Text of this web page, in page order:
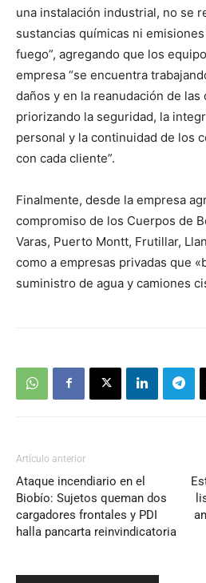
una instalación industrial, no se
sustancias químicas ni
fuego”, agregando que los
empresa “se encuentra
daños y en la reanudación de las
priorizando la seguridad, la
personal y la continuidad de los
con cada cliente”.
Finalmente, desde la empresa
compromiso de los Cuerpos de
Varas, Puerto Montt, Frutillar,
como a empresas privadas que
suministro de agua y camiones
Artículo anterior
Ataque incendiario en el
Biobío: Sujetos queman dos
cargadores frontales y PDI
halla pancarta reinvindicatoria